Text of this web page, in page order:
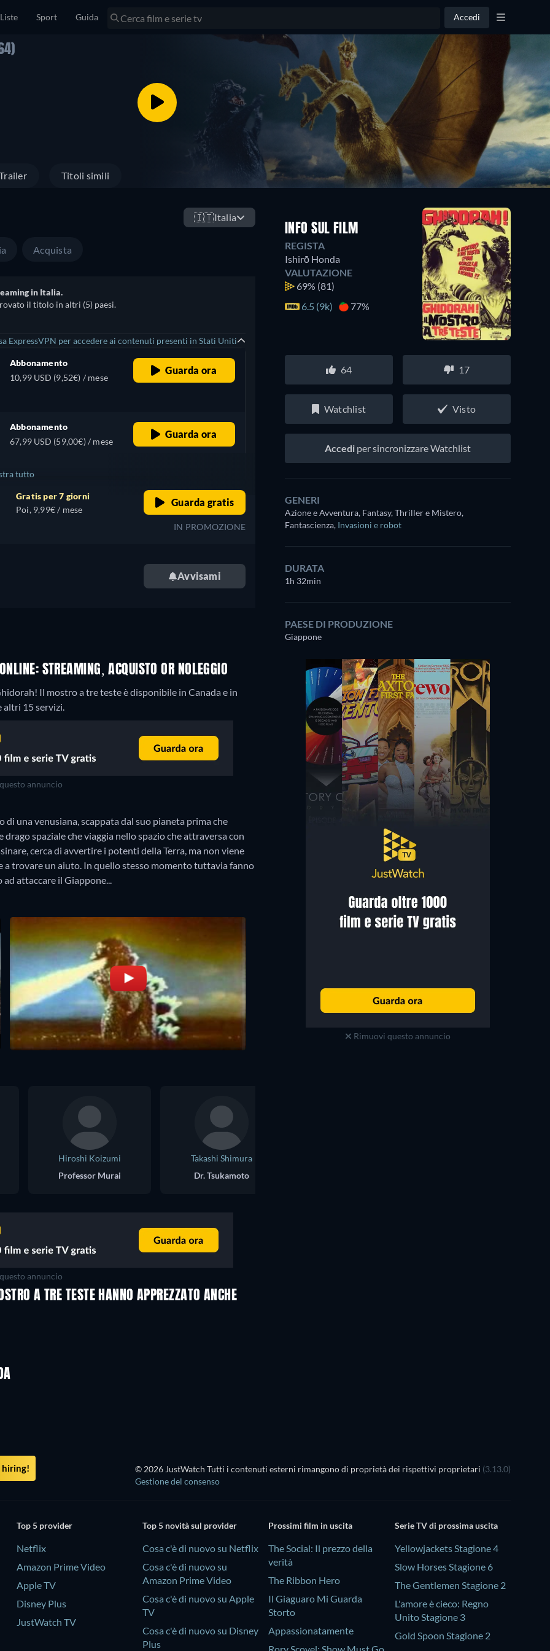
Liste Sport Guida Accedi
Titoli simili
🇮🇹Italia
Acquista
in Italia.
il titolo in altri (5) paesi.
ExpressVPN per accedere ai contenuti presenti in Stati Uniti
Abbonamento
10,99 USD (9,52€) / mese
Guarda ora
Abbonamento
67,99 USD (59,00€) / mese
Guarda ora
tutto
Gratis per 7 giorni
Poi, 9,99€ / mese
Guarda gratis
IN PROMOZIONE
Avvisami
STREAMING, ACQUISTO OR NOLEGGIO
Il mostro a tre teste è disponibile in Canada e in
altri 15 servizi.
annuncio
una venusiana, scappata dal suo pianeta prima che
spaziale che viaggia nello spazio che attraversa con
cerca di avvertire i potenti della Terra, ma non viene
trovare un aiuto. In quello stesso momento tuttavia fanno
ad attaccare il Giappone...
INFO SUL FILM
REGISTA
Ishirō Honda
VALUTAZIONE
69% (81)
6.5 (9k)
77%
64 17
Watchlist Visto
Accedi per sincronizzare Watchlist
GENERI
Azione e Avventura, Fantasy, Thriller e Mistero,
Fantascienza, Invasioni e robot
DURATA
1h 32min
PAESE DI PRODUZIONE
Giappone
Rimuovi questo annuncio
Hiroshi Koizumi
Professor Murai
Takashi Shimura
Dr. Tsukamoto
annuncio
A TRE TESTE HANNO APPREZZATO ANCHE
hiring! © 2026 JustWatch Tutti i contenuti esterni rimangono di proprietà dei rispettivi proprietari (3.13.0)
Gestione del consenso
Top 5 provider
Netflix
Amazon Prime Video
Apple TV
Disney Plus
JustWatch TV
Top 5 novità sul provider
Cosa c'è di nuovo su Netflix
Cosa c'è di nuovo su
Amazon Prime Video
Cosa c'è di nuovo su Apple
TV
Cosa c'è di nuovo su Disney
Plus
Prossimi film in uscita
The Social: Il prezzo della
verità
The Ribbon Hero
Il Giaguaro Mi Guarda
Storto
Appassionatamente
Serie TV di prossima uscita
Yellowjackets Stagione 4
Slow Horses Stagione 6
The Gentlemen Stagione 2
L'amore è cieco: Regno
Unito Stagione 3
Gold Spoon Stagione 2